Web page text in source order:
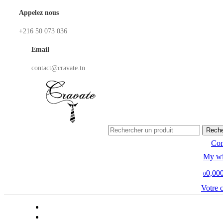
Appelez nous
+216 50 073 036
Email
contact@cravate.tn
My
0
Votre